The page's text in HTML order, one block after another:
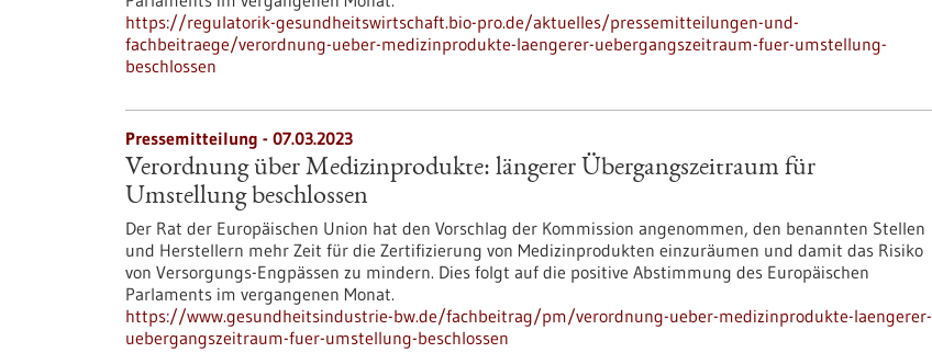
https://regulatorik-gesundheitswirtschaft.bio-pro.de/aktuelles/pressemitteilungen-und-
fachbeitraege/verordnung-ueber-medizinprodukte-laengerer-uebergangszeitraum-fuer-umstellung-
beschlossen
Pressemitteilung - 07.03.2023
Verordnung über Medizinprodukte: längerer Übergangszeitraum für
Umstellung beschlossen
Der Rat der Europäischen Union hat den Vorschlag der Kommission angenommen, den benannten Stellen
und Herstellern mehr Zeit für die Zertifizierung von Medizinprodukten einzuräumen und damit das Risiko
von Versorgungs-Engpässen zu mindern. Dies folgt auf die positive Abstimmung des Europäischen
Parlaments im vergangenen Monat.
https://www.gesundheitsindustrie-bw.de/fachbeitrag/pm/verordnung-ueber-medizinprodukte-laengerer-
uebergangszeitraum-fuer-umstellung-beschlossen